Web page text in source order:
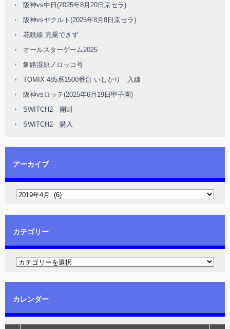
阪神vs中日(2025年8月20日京セラ)
阪神vsヤクルト(2025年8月8日京セラ)
花咲線 完乗できず
オールスターゲーム2025
釧路湿原ノロッコ号
TOMIX 485系1500番台 いしかり 入線
阪神vsロッテ(2025年6月19日甲子園)
SWITCH2 開封
SWITCH2 購入
アーカイブ
カテゴリー
カレンダー